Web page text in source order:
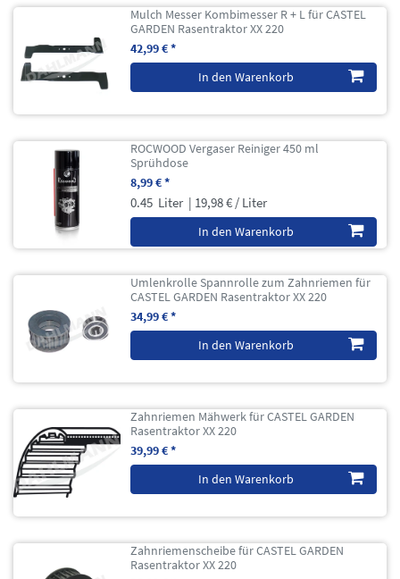
Mulch Messer Kombimesser R + L für CASTEL
GARDEN Rasentraktor XX 220
42,99 € *
In den Warenkorb
ROCWOOD Vergaser Reiniger 450 ml
Sprühdose
8,99 € *
0.45 Liter | 19,98 € / Liter
In den Warenkorb
Umlenkrolle Spannrolle zum Zahnriemen für
CASTEL GARDEN Rasentraktor XX 220
34,99 € *
In den Warenkorb
Zahnriemen Mähwerk für CASTEL GARDEN
Rasentraktor XX 220
39,99 € *
In den Warenkorb
Zahnriemenscheibe für CASTEL GARDEN
Rasentraktor XX 220